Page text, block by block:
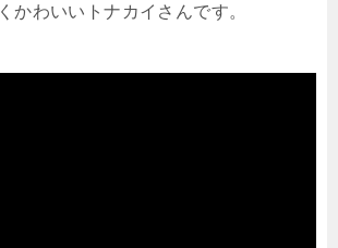
かわいいトナカイさんです。